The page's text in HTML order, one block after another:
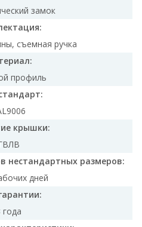
замок
съемная ручка
профиль
крышки:
нестандартных размеров:
дней
года